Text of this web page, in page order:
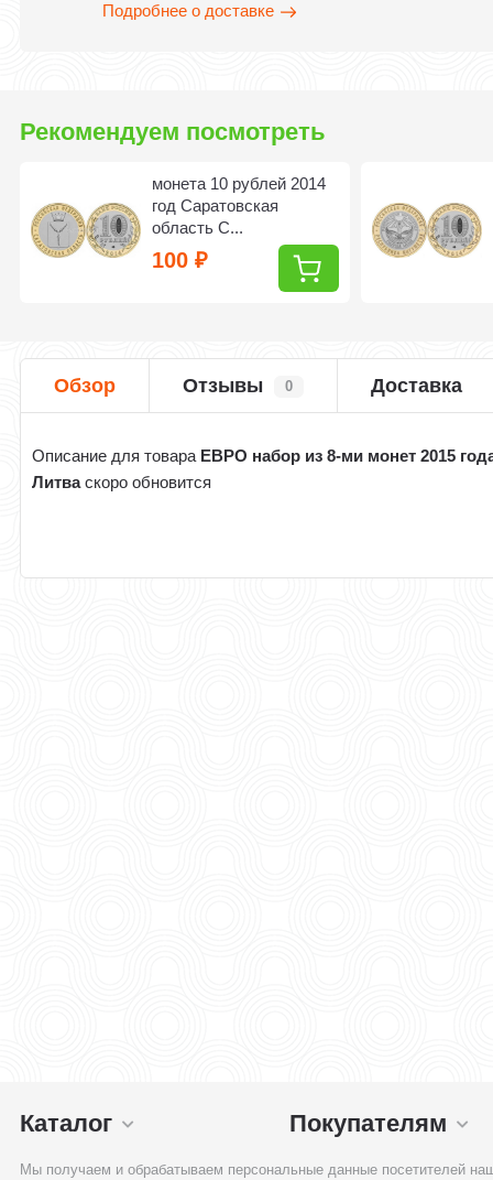
Подробнее о доставке
Рекомендуем посмотреть
монета 10 рублей 2014
год Саратовская
область С...
100₽
Обзор Отзывы 0 Доставка
Описание для товара ЕВРО набор из 8-ми монет 2015
Литваскоро обновится
Каталог Покупателям
Мы получаем и обрабатываем персональные данные посетителей